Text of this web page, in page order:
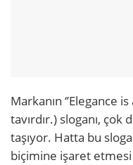
Markanın ‘’Elegance
tavırdır.) sloganı, çok
taşıyor. Hatta bu
biçimine işaret